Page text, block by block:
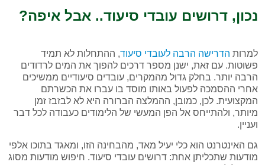
נכון, דרושים עובדי סיעוד.. אבל איפה?
למרות הדרישה הרבה לעובדי סיעוד, ההתחלות לא תמיד
פשוטות. עם זאת, ישנן מספר דרכים להפוך את המים לרדודים
הרבה יותר. בחלק גדול מהמקרים, עובדים סיעודיים ממשיכים
אחרי ההסמכה לפעול באותו מוסד בו עברו את הכשרתם
המקצועית. לכן, כמובן, ההמלצה הברורה היא לא לבזבז זמן
מיותר, ולהתייחס אל הפן המעשי של הלימודים כעבודה לכל דבר
ועניין.
גם האינטרנט הוא כלי יעיל מאד, מהבחינה הזו, ומאגד בתוכו אלפי
מודעות שתכליתן אחת: דרושים עובדי סיעוד. חיפוש מודעות מסוג